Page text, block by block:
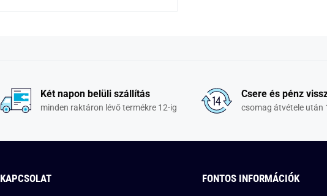
Két napon belüli szállítás
minden raktáron lévő termékre 12-ig
Csere és pénz
csomag átvétele után
KAPCSOLAT FONTOS INFORMÁCIÓK